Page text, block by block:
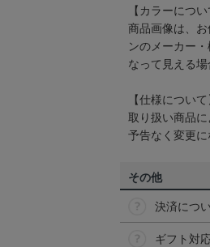
【カラーについ
商品画像は、
ンのメーカー
なって見える
【仕様について
取り扱い商品
予告なく変更に
その他
決済につ
ギフト対